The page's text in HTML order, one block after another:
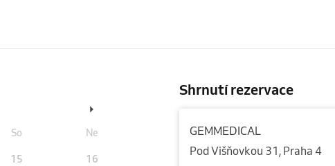
So Ne
15 16
Shrnutí rezervace
GEMMEDICAL
Pod Višňovkou 31, Praha 4